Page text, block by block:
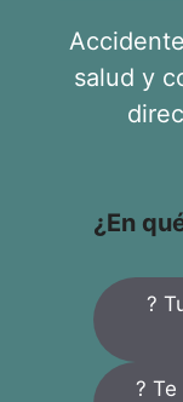
salud y
¿En
?
?